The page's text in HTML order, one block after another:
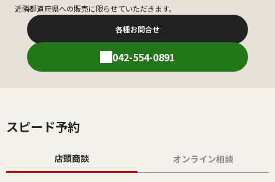
近隣都道府県への販売に限らせていただきます。
各種お問合せ
042-554-0891
スピード予約
店頭商談 オンライン相談